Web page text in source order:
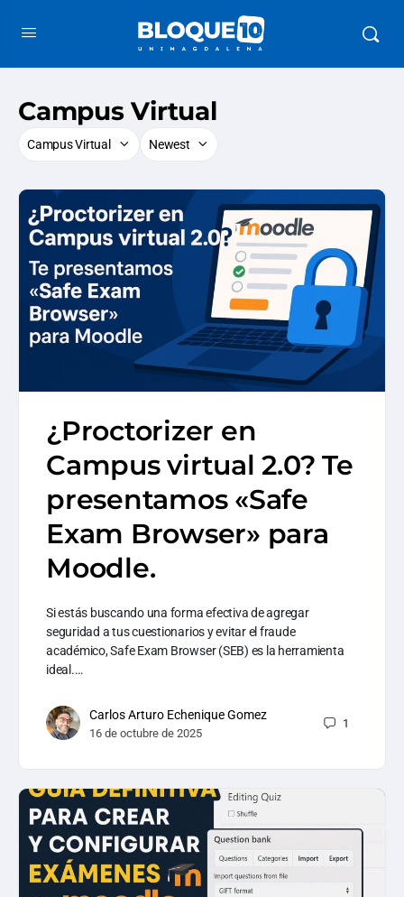
Campus Virtual
¿Proctorizer en
Campus virtual 2.0? Te
presentamos «Safe
Exam Browser» para
Moodle.
Si estás buscando una forma efectiva de agregar
seguridad a tus cuestionarios y evitar el fraude
académico, Safe Exam Browser (SEB) es la herramienta
ideal.…
Carlos Arturo Echenique Gomez
16 de octubre de 2025
1